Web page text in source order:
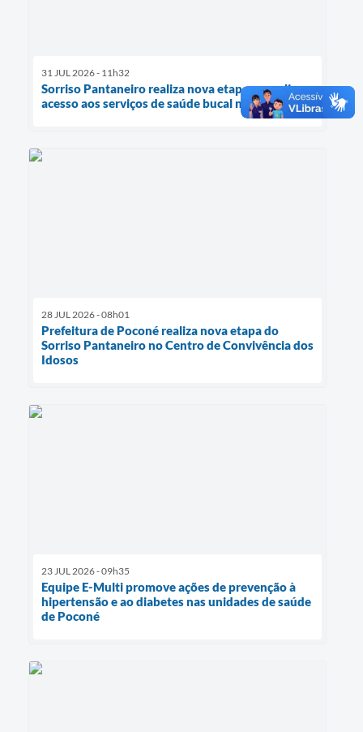
31 JUL 2026 - 11h32
Sorriso Pantaneiro realiza nova etapa e amplia o
acesso aos serviços de saúde bucal no CCI
28 JUL 2026 - 08h01
Prefeitura de Poconé realiza nova etapa do
Sorriso Pantaneiro no Centro de Convivência dos
Idosos
23 JUL 2026 - 09h35
Equipe E-Multi promove ações de prevenção à
hipertensão e ao diabetes nas unidades de saúde
de Poconé